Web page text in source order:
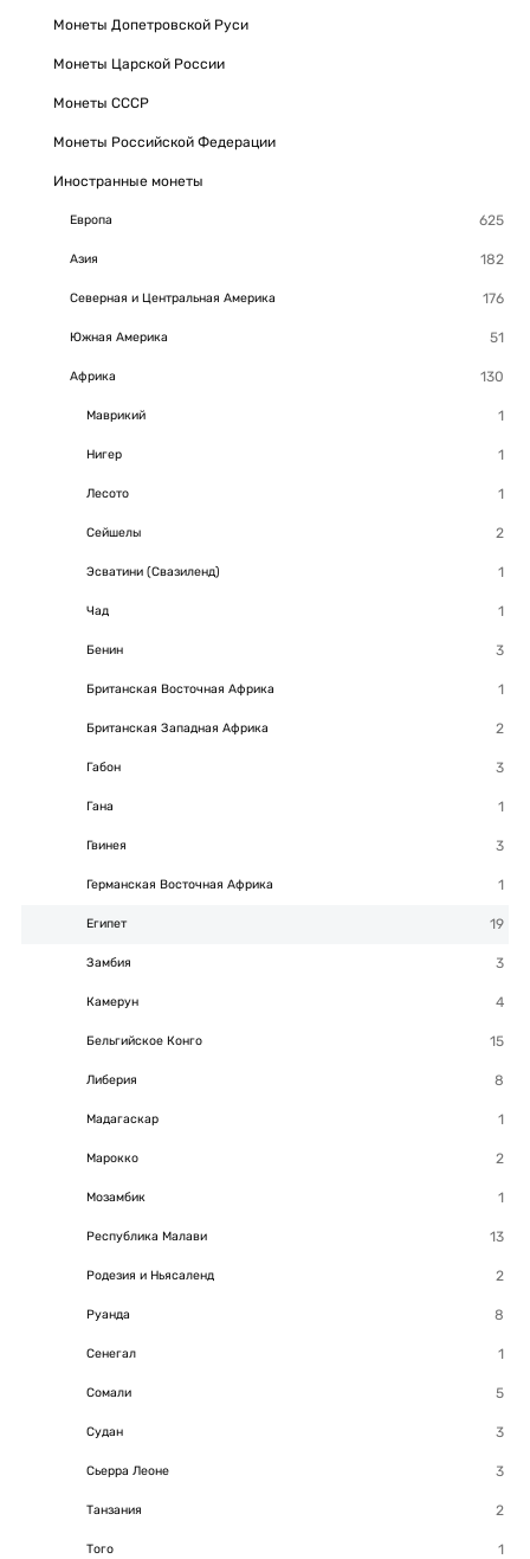
Монеты Допетровской Руси
Монеты Царской России
Монеты СССР
Монеты Российской Федерации
Иностранные монеты
Европа
Азия
Северная и Центральная Америка
Южная Америка
Африка
Маврикий
Нигер
Лесото
Сейшелы
Эсватини (Свазиленд)
Чад
Бенин
Британская Восточная Африка
Британская Западная Африка
Габон
Гана
Гвинея
Германская Восточная Африка
Египет
Замбия
Камерун
Бельгийское Конго
Либерия
Мадагаскар
Марокко
Мозамбик
Республика Малави
Родезия и Ньясаленд
Руанда
Сенегал
Сомали
Судан
Сьерра Леоне
Танзания
Того